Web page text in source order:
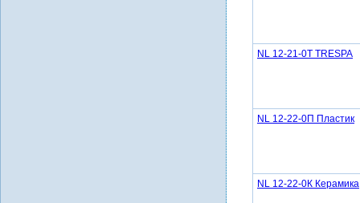
NL 12-21-0Т TRESPA
NL 12-22-0П Пластик
NL 12-22-0К Керамика